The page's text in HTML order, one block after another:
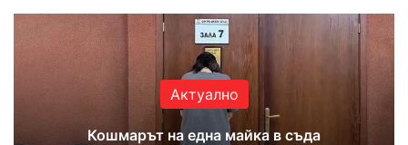
Актуално
Кошмарът на една майка в съда